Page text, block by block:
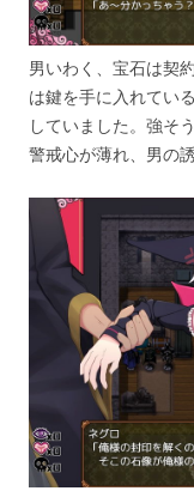
男いわく、宝石は契
は鍵を手に入れてい
していました。強そ
警戒心が薄れ、男の